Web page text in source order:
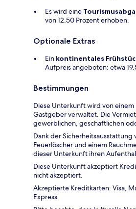
Es wird eine
von 12.50 Prozent erhoben.
Optionale Extras
Ein kontinentales
Aufpreis angeboten: etwa
Bestimmungen
Diese Unterkunft wird von
Gastgeber verwaltet. Die
gewerblichen, geschäftlichen
Dank der Sicherheitsausstattung
Feuerlöscher und einem
dieser Unterkunft ihren
Diese Unterkunft akzeptiert
nicht akzeptiert.
Akzeptierte Kreditkarten: Visa,
Express